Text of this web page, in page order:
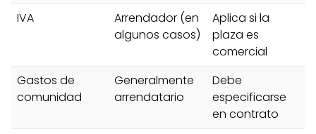
IVA
Arrendador (en
algunos casos)
Aplica si la
plaza es
comercial
Gastos de
comunidad
Generalmente
arrendatario
Debe
especificarse
en contrato